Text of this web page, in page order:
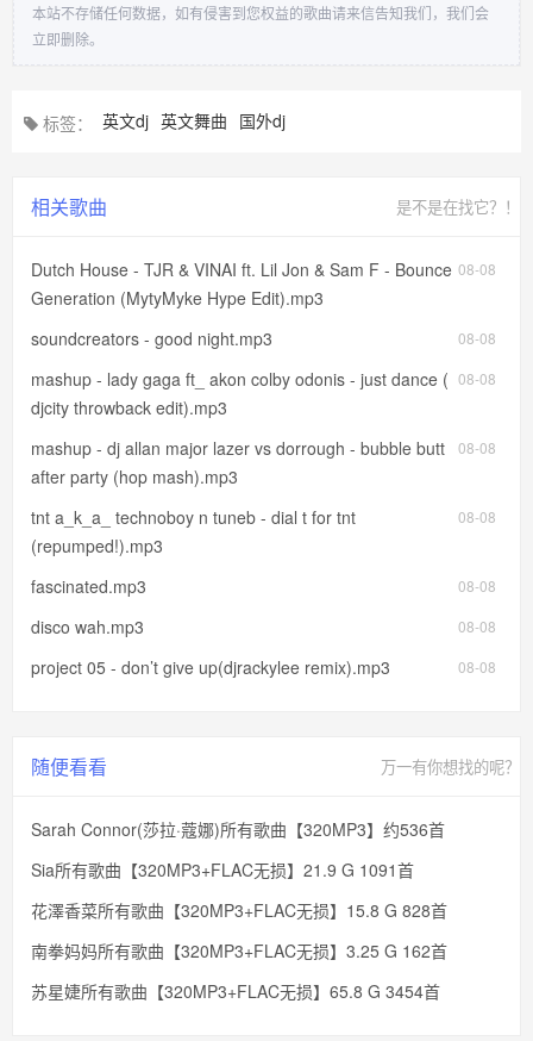
本站不存储任何数据，如有侵害到您权益的歌曲请来信告知我们，我们会
立即删除。
标签： 英文dj 英文舞曲 国外dj
相关歌曲 是不是在找它？！
08-08
Dutch House - TJR & VINAI ft. Lil Jon & Sam F - Bounce
Generation (MytyMyke Hype Edit).mp3
08-08
soundcreators - good night.mp3
08-08
mashup - lady gaga ft_ akon colby odonis - just dance (
djcity throwback edit).mp3
08-08
mashup - dj allan major lazer vs dorrough - bubble butt
after party (hop mash).mp3
08-08
tnt a_k_a_ technoboy n tuneb - dial t for tnt
(repumped!).mp3
08-08
fascinated.mp3
08-08
disco wah.mp3
08-08
project 05 - don’t give up(djrackylee remix).mp3
随便看看 万一有你想找的呢？
Sarah Connor(莎拉·蔻娜)所有歌曲【320MP3】约536首
Sia所有歌曲【320MP3+FLAC无损】21.9 G 1091首
花澤香菜所有歌曲【320MP3+FLAC无损】15.8 G 828首
南拳妈妈所有歌曲【320MP3+FLAC无损】3.25 G 162首
苏星婕所有歌曲【320MP3+FLAC无损】65.8 G 3454首